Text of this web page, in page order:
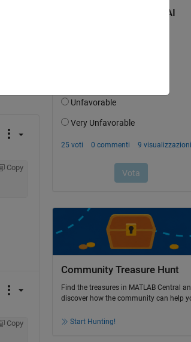
Copy
Copy
Community Treasure Hunt
Find the treasures in MATLAB Central
discover how the community can help
Start Hunting!